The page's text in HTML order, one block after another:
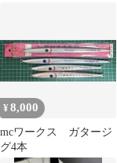
¥8,000
mcワークス ガタージ
グ4本